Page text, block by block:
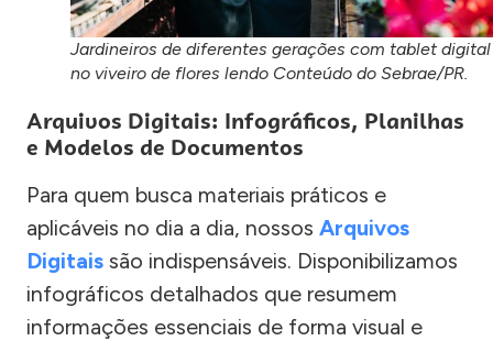
Jardineiros de diferentes gerações com tablet digital
no viveiro de flores lendo Conteúdo do Sebrae/PR.
Arquivos Digitais: Infográficos, Planilhas
e Modelos de Documentos
Para quem busca materiais práticos e
aplicáveis no dia a dia, nossos Arquivos
Digitais são indispensáveis. Disponibilizamos
infográficos detalhados que resumem
informações essenciais de forma visual e